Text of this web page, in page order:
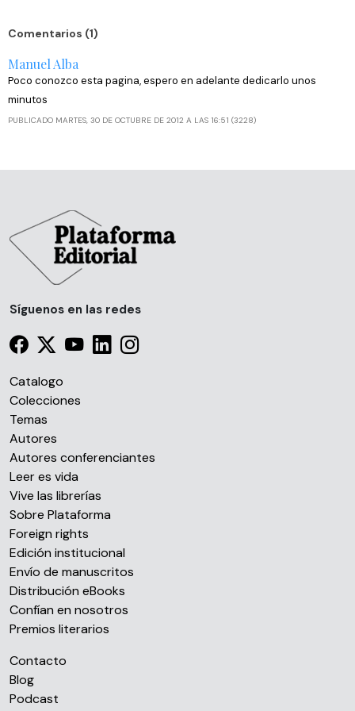
Comentarios (1)
Manuel Alba
Poco conozco esta pagina, espero en adelante dedicarlo unos
minutos
PUBLICADO MARTES, 30 DE OCTUBRE DE 2012 A LAS 16:51 (3228)
Síguenos en las redes
Catalogo
Colecciones
Temas
Autores
Autores conferenciantes
Leer es vida
Vive las librerías
Sobre Plataforma
Foreign rights
Edición institucional
Envío de manuscritos
Distribución eBooks
Confían en nosotros
Premios literarios
Contacto
Blog
Podcast